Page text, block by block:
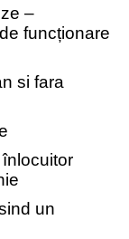
–
funcționare
si fara
un